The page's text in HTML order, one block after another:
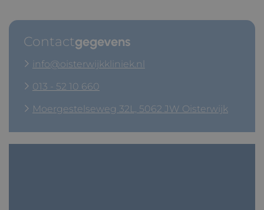
Contactgegevens
info@oisterwijkkliniek.nl
013 - 52 10 660
Moergestelseweg 32L, 5062 JW Oisterwijk